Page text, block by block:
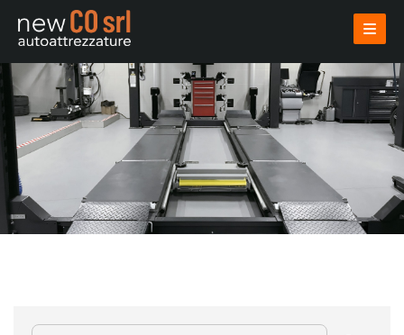
AZIENDA
PRODOTTI
VENDI USATO
INSTALLAZIONI
CONTATTI